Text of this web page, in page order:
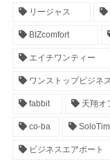
リージャス
BIZcomfort
エイチワンティー
ワンストップビジネ
fabbit 天翔オ
co-ba
ビジネスエアポート